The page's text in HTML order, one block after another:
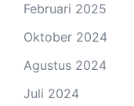
Februari 2025
Oktober 2024
Agustus 2024
Juli 2024